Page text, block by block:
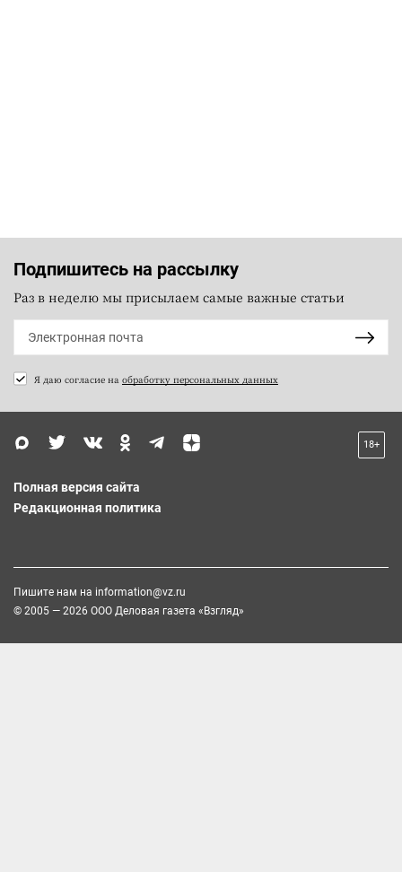
Подпишитесь на рассылку
Раз в неделю мы присылаем самые важные статьи
Я даю согласие на обработку персональных данных
18+
Полная версия сайта
Редакционная политика
Пишите нам на information@vz.ru
© 2005 — 2026 ООО Деловая газета «Взгляд»